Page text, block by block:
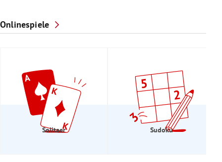
Onlinespiele
Solitaer Sudoku